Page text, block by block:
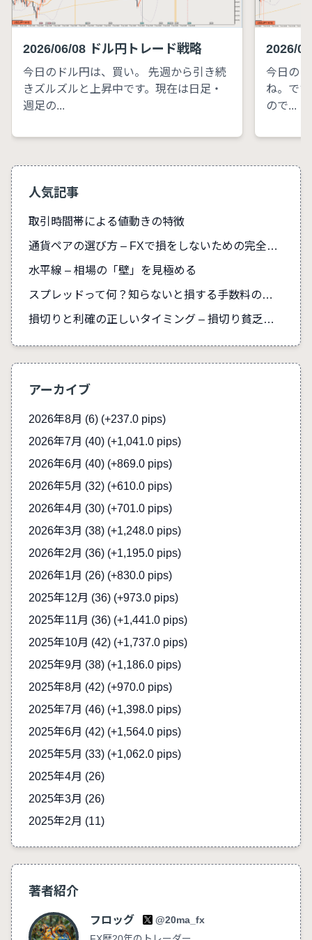
2026/06/08 ドル円トレード戦略
今日のドル円は、買い。 先週から引き続
きズルズルと上昇中です。現在は日足・
週足の...
2026/
今日の
ね。で
ので...
人気記事
取引時間帯による値動きの特徴
通貨ペアの選び方 – FXで損をしないための完全ガイド
水平線 – 相場の「壁」を見極める
スプレッドって何？知らないと損する手数料の真実
損切りと利確の正しいタイミング – 損切り貧乏を防ぐ
アーカイブ
2026年8月 (6) (+237.0 pips)
2026年7月 (40) (+1,041.0 pips)
2026年6月 (40) (+869.0 pips)
2026年5月 (32) (+610.0 pips)
2026年4月 (30) (+701.0 pips)
2026年3月 (38) (+1,248.0 pips)
2026年2月 (36) (+1,195.0 pips)
2026年1月 (26) (+830.0 pips)
2025年12月 (36) (+973.0 pips)
2025年11月 (36) (+1,441.0 pips)
2025年10月 (42) (+1,737.0 pips)
2025年9月 (38) (+1,186.0 pips)
2025年8月 (42) (+970.0 pips)
2025年7月 (46) (+1,398.0 pips)
2025年6月 (42) (+1,564.0 pips)
2025年5月 (33) (+1,062.0 pips)
2025年4月 (26)
2025年3月 (26)
2025年2月 (11)
著者紹介
フロッグ
@20ma_fx